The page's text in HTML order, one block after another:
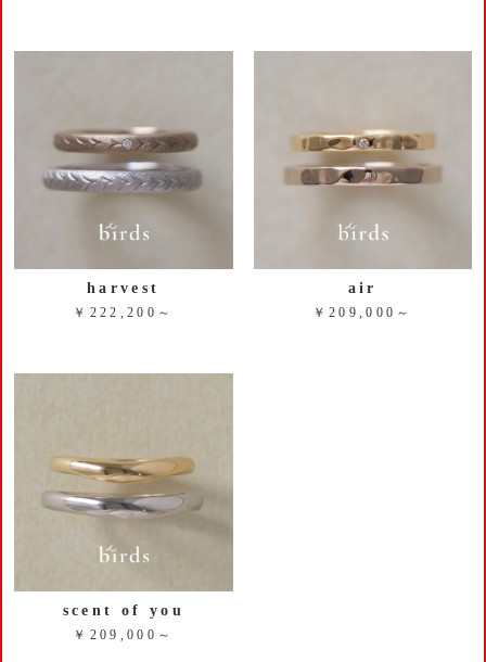
harvest
￥222,200～
air
￥209,000～
scent of you
￥209,000～